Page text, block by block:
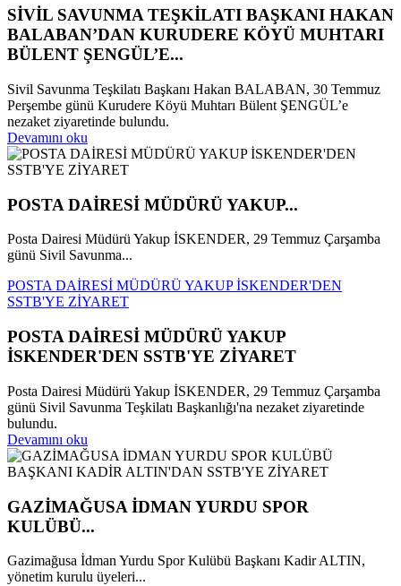
SİVİL SAVUNMA TEŞKİLATI BAŞKANI HAKAN
BALABAN’DAN KURUDERE KÖYÜ MUHTARI
BÜLENT ŞENGÜL’E...
Sivil Savunma Teşkilatı Başkanı Hakan BALABAN, 30 Temmuz
Perşembe günü Kurudere Köyü Muhtarı Bülent ŞENGÜL’e
nezaket ziyaretinde bulundu.
Devamını oku
POSTA DAİRESİ MÜDÜRÜ YAKUP...
Posta Dairesi Müdürü Yakup İSKENDER, 29 Temmuz Çarşamba
günü Sivil Savunma...
POSTA DAİRESİ MÜDÜRÜ YAKUP İSKENDER'DEN
SSTB'YE ZİYARET
POSTA DAİRESİ MÜDÜRÜ YAKUP
İSKENDER'DEN SSTB'YE ZİYARET
Posta Dairesi Müdürü Yakup İSKENDER, 29 Temmuz Çarşamba
günü Sivil Savunma Teşkilatı Başkanlığı'na nezaket ziyaretinde
bulundu.
Devamını oku
GAZİMAĞUSA İDMAN YURDU SPOR
KULÜBÜ...
Gazimağusa İdman Yurdu Spor Kulübü Başkanı Kadir ALTIN,
yönetim kurulu üyeleri...